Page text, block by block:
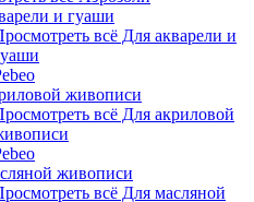
и гуаши
всё Для акварели и
живописи
всё Для акриловой
живописи
всё Для масляной